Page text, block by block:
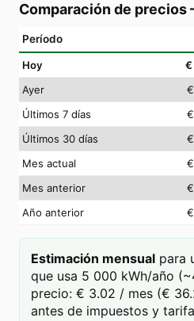
Comparación de precios
Período
Hoy €
Ayer
Últimos 7 días
Últimos 30 días
Mes actual
Mes anterior
Año anterior
Estimación mensual para
que usa 5 000 kWh/año
precio: € 3.02 / mes (€
antes de impuestos y